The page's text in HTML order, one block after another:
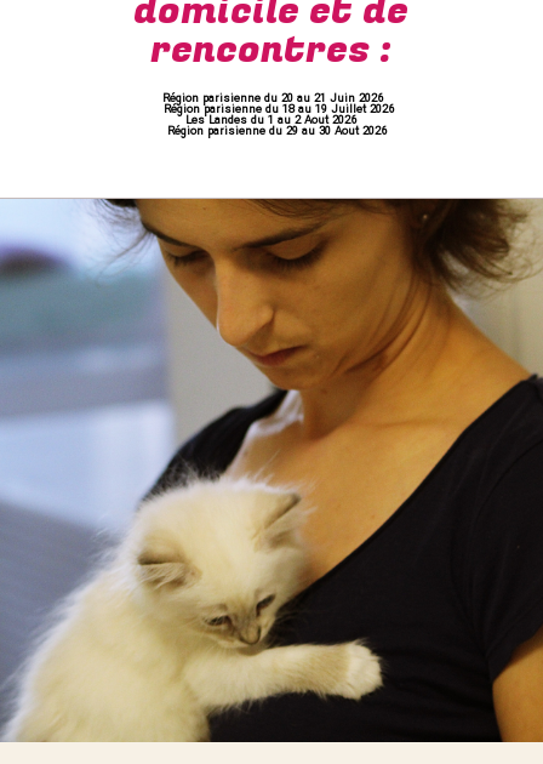
domicile et de
rencontres :
Région parisienne du 20 au 21 Juin 2026
Région parisienne du 18 au 19 Juillet 2026
Les Landes du 1 au 2 Aout 2026
Région parisienne du 29 au 30 Aout 2026